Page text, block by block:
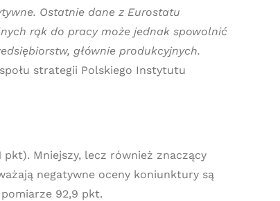
Ostatnie dane z Eurostatu
rąk do pracy może jednak spowolnić
głównie produkcyjnych.
strategii Polskiego Instytutu
Mniejszy, lecz również znaczący
negatywne oceny koniunktury są
92,9 pkt.